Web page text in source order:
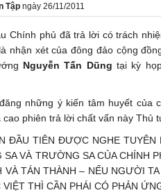
Tập ngày 26/11/2011
Chính phủ đã trả lời có trách
nhận xét của đông đảo cộng
Nguyễn Tấn Dũng tại kỳ
những ý kiến tâm huyết của
cao phiên trả lời chất vấn này Thủ
ĐẦU TIÊN ĐƯỢC NGHE TUYÊN
SA VÀ TRƯỜNG SA CỦA CHÍNH
VÀ TÁN THÀNH – NẾU NGƯỜI
THÌ CẦN PHÁI CÓ PHẢN